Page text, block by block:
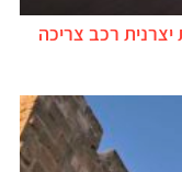
רכב צריכה